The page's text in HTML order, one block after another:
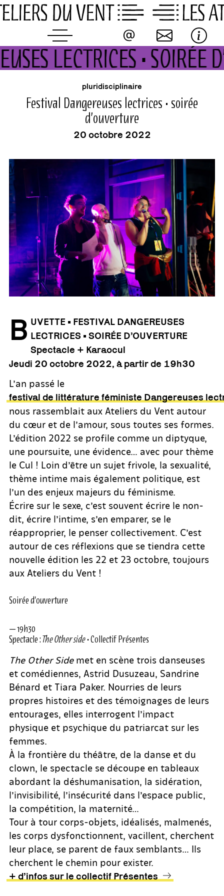
Skip
to
LECTRICES • SOIRÉE
buvette
événement
pluridisciplinaire
Festival Dangereuses lectrices • soirée
d’ouverture
20 octobre 2022
B UVETTE • FESTIVAL DANGEREUSES
LECTRICES • SOIRÉE D’OUVERTURE
Spectacle + Karaocul
Jeudi 20 octobre 2022, à partir de 19h30
L’an passé le
festival de littérature féministe Dangereuses
nous rassemblait aux Ateliers du Vent autour
du cœur et de l’amour, sous toutes ses formes.
L’édition 2022 se profile comme un diptyque,
une poursuite, une évidence… avec pour thème
le Cul ! Loin d’être un sujet frivole, la sexualité,
thème intime mais également politique, est
l’un des enjeux majeurs du féminisme.
Écrire sur le sexe, c’est souvent écrire le non-
dit, écrire l’intime, s’en emparer, se le
réapproprier, le penser collectivement. C’est
autour de ces réflexions que se tiendra cette
nouvelle édition les 22 et 23 octobre, toujours
aux Ateliers du Vent !
Soirée d’ouverture
— 19h30
Spectacle :The Other side• Collectif Présentes
The Other Sidemet en scène trois danseuses
et comédiennes, Astrid Dusuzeau, Sandrine
Bénard et Tiara Paker. Nourries de leurs
propres histoires et des témoignages de leurs
entourages, elles interrogent l’impact
physique et psychique du patriarcat sur les
femmes.
À la frontière du théâtre, de la danse et du
clown, le spectacle se découpe en tableaux
abordant la déshumanisation, la sidération,
l’invisibilité, l’insécurité dans l’espace public,
la compétition, la maternité…
Tour à tour corps-objets, idéalisés, malmenés,
les corps dysfonctionnent, vacillent, cherchent
leur place, se parent de faux semblants… Ils
cherchent le chemin pour exister.
+ d’infos sur le collectif Présentes